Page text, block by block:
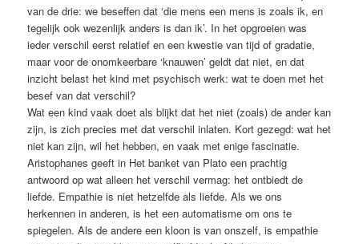
van de drie: we beseffen dat ‘die mens een mens is zoals ik, en
tegelijk ook wezenlijk anders is dan ik’. In het opgroeien was
ieder verschil eerst relatief en een kwestie van tijd of gradatie,
maar voor de onomkeerbare ‘knauwen’ geldt dat niet, en dat
inzicht belast het kind met ­psychisch werk: wat te doen met het
besef van dat verschil?
Wat een kind vaak doet als blijkt dat het niet (zoals) de ander kan
zijn, is zich precies met dat verschil inlaten. Kort gezegd: wat het
niet kan zijn, wil het hebben, en vaak met enige fascinatie.
Aristophanes geeft in Het banket van Plato een prachtig
antwoord op wat alleen het verschil vermag: het ontbiedt de
liefde. Empathie is niet hetzelfde als liefde. Als we ons
herkennen in anderen, is het een auto­matisme om ons te
spiegelen. Als de ­andere een kloon is van onszelf, is empathie